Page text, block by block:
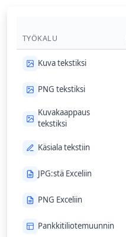
TYÖKALU
Kuva tekstiksi
PNG tekstiksi
Kuvakaappaus
tekstiksi
Käsiala tekstiin
JPG:stä Exceliin
PNG Exceliin
Pankkitiliotemuunnin